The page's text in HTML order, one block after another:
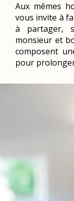
Aux mêmes
vous invite à
à partager,
monsieur et
composent
pour